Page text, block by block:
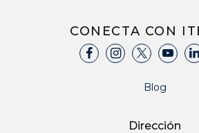
CONECTA CON
Blog
Dirección